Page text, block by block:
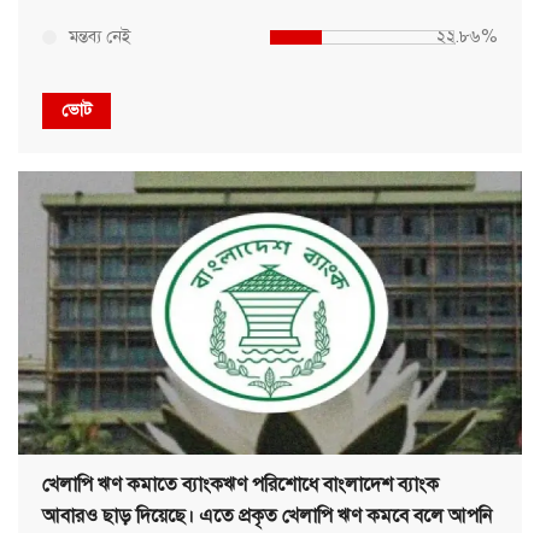
মন্তব্য নেই ২২.৮৬%
ভোট
খেলাপি ঋণ কমাতে ব্যাংকঋণ পরিশোধে বাংলাদেশ ব্যাংক
আবারও ছাড় দিয়েছে। এতে প্রকৃত খেলাপি ঋণ কমবে বলে আপনি